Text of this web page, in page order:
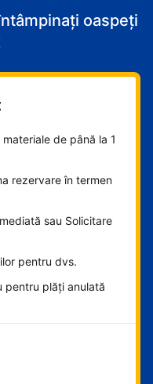
oaspeți
de până la 1
rezervare în termen
sau Solicitare
pentru dvs.
pentru plăți anulată